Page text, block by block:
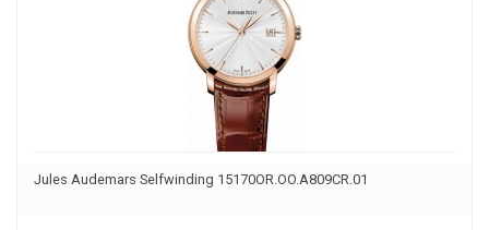
Jules Audemars Selfwinding 15170OR.OO.A809CR.01